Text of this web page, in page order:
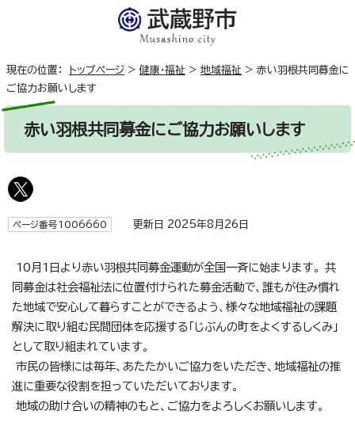
現在の位置： トップページ > 健康・福祉 > 地域福祉 > 赤い羽根共同募金に
ご協力お願いします
赤い羽根共同募金にご協力お願いします
ページ番号1006660 更新日 2025年8月26日
10月1日より赤い羽根共同募金運動が全国一斉に始まります。 共
同募金は社会福祉法に位置付けられた募金活動で、誰もが住み慣れ
た地域で安心して暮らすことができるよう、様々な地域福祉の課題
解決に取り組む民間団体を応援する「じぶんの町をよくするしくみ」
として取り組まれています。
市民の皆様には毎年、あたたかいご協力をいただき、地域福祉の推
進に重要な役割を担っていただいております。
地域の助け合いの精神のもと、ご協力をよろしくお願いします。